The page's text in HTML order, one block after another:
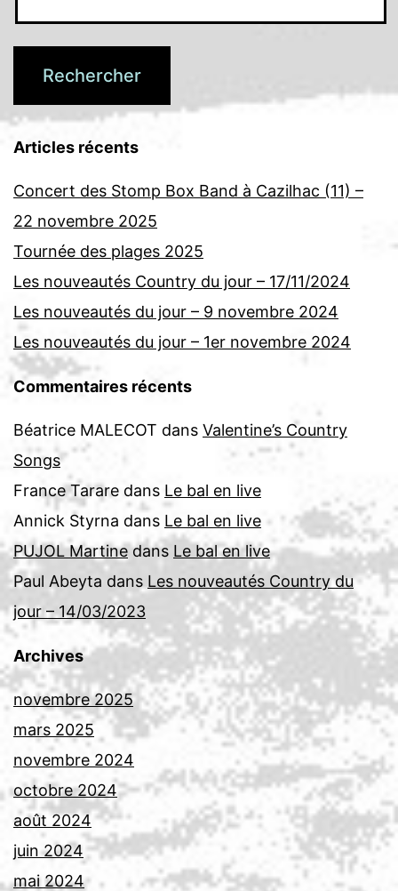
Articles récents
Concert des Stomp Box Band à Cazilhac (11) –
22 novembre 2025
Tournée des plages 2025
Les nouveautés Country du jour – 17/11/2024
Les nouveautés du jour – 9 novembre 2024
Les nouveautés du jour – 1er novembre 2024
Commentaires récents
Béatrice MALECOT dans Valentine’s Country
Songs
France Tarare dans Le bal en live
Annick Styrna dans Le bal en live
PUJOL Martinedans Le bal en live
Paul Abeyta dans Les nouveautés Country du
jour – 14/03/2023
Archives
novembre 2025
mars 2025
novembre 2024
octobre 2024
août 2024
juin 2024
mai 2024